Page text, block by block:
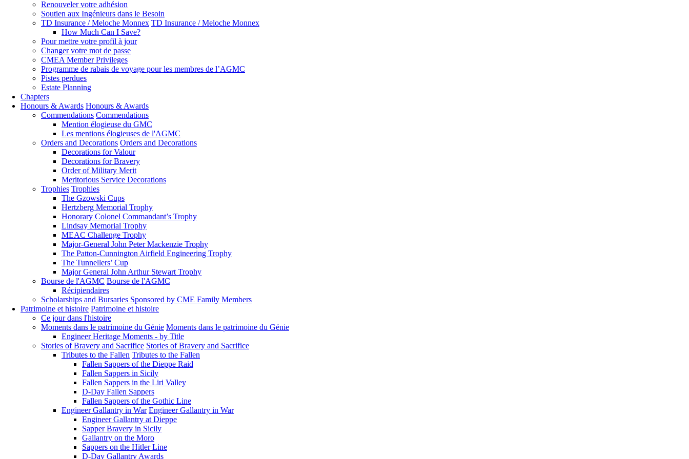
Renouveler votre adhésion
Soutien aux Ingénieurs dans le Besoin
TD Insurance / Meloche Monnex TD Insurance / Meloche Monnex
How Much Can I Save?
Pour mettre votre profil à jour
Changer votre mot de passe
CMEA Member Privileges
Programme de rabais de voyage pour les membres de l’AGMC
Pistes perdues
Estate Planning
Chapters
Honours & Awards Honours & Awards
Commendations Commendations
Mention élogieuse du GMC
Les mentions élogieuses de l'AGMC
Orders and Decorations Orders and Decorations
Decorations for Valour
Decorations for Bravery
Order of Military Merit
Meritorious Service Decorations
Trophies Trophies
The Gzowski Cups
Hertzberg Memorial Trophy
Honorary Colonel Commandant’s Trophy
Lindsay Memorial Trophy
MEAC Challenge Trophy
Major-General John Peter Mackenzie Trophy
The Patton-Cunnington Airfield Engineering Trophy
The Tunnellers’ Cup
Major General John Arthur Stewart Trophy
Bourse de l'AGMC Bourse de l'AGMC
Récipiendaires
Scholarships and Bursaries Sponsored by CME Family Members
Patrimoine et histoire Patrimoine et histoire
Ce jour dans l'histoire
Moments dans le patrimoine du Génie Moments dans le patrimoine du Génie
Engineer Heritage Moments - by Title
Stories of Bravery and Sacrifice Stories of Bravery and Sacrifice
Tributes to the Fallen Tributes to the Fallen
Fallen Sappers of the Dieppe Raid
Fallen Sappers in Sicily
Fallen Sappers in the Liri Valley
D-Day Fallen Sappers
Fallen Sappers of the Gothic Line
Engineer Gallantry in War Engineer Gallantry in War
Engineer Gallantry at Dieppe
Sapper Bravery in Sicily
Gallantry on the Moro
Sappers on the Hitler Line
D-Day Gallantry Awards